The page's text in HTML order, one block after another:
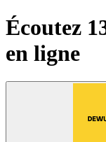
Écoutez
en ligne